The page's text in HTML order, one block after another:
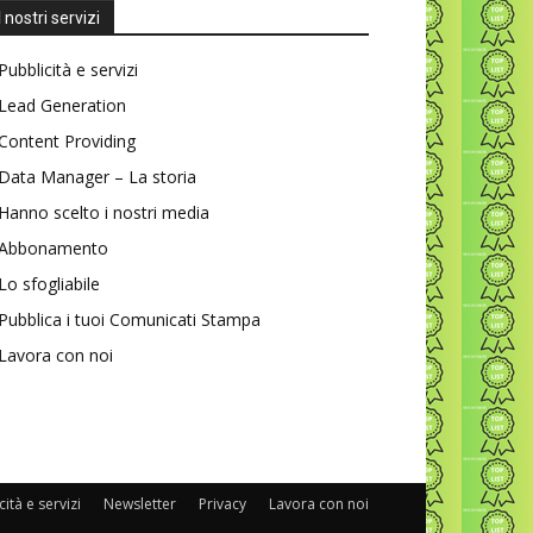
I nostri servizi
Pubblicità e servizi
Lead Generation
Providing
Data Manager – La storia
Hanno scelto i nostri media
Lo sfogliabile
Pubblica i tuoi Comunicati Stampa
Lavora con noi
e servizi Newsletter Privacy Lavora con noi